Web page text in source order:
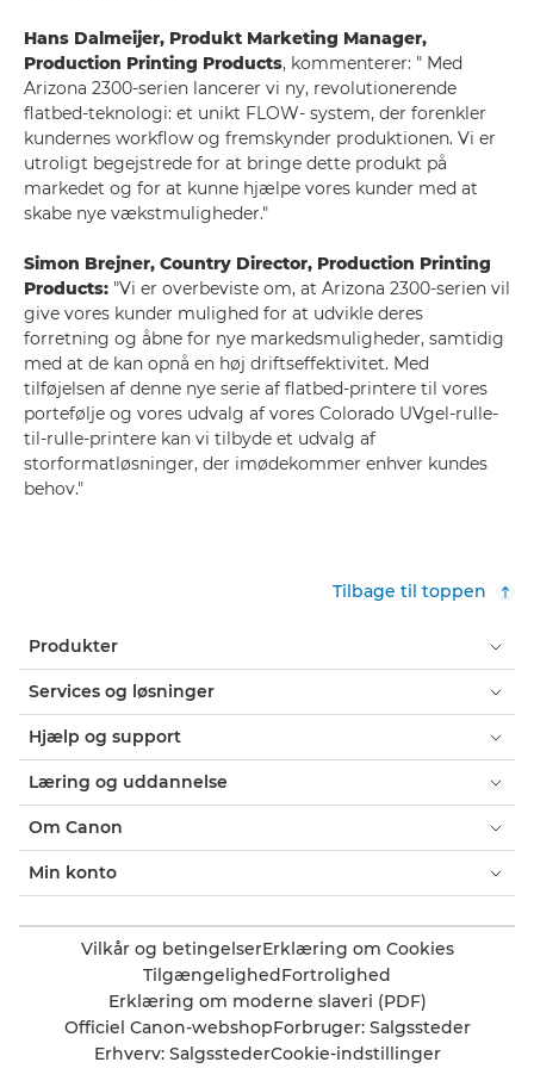
Hans Dalmeijer, Produkt Marketing Manager,
Production Printing Products, kommenterer: " Med
Arizona 2300-serien lancerer vi ny, revolutionerende
flatbed-teknologi: et unikt FLOW- system, der forenkler
kundernes workflow og fremskynder produktionen. Vi er
utroligt begejstrede for at bringe dette produkt på
markedet og for at kunne hjælpe vores kunder med at
skabe nye vækstmuligheder."
Simon Brejner, Country Director, Production Printing
Products: "Vi er overbeviste om, at Arizona 2300-serien vil
give vores kunder mulighed for at udvikle deres
forretning og åbne for nye markedsmuligheder, samtidig
med at de kan opnå en høj driftseffektivitet. Med
tilføjelsen af denne nye serie af flatbed-printere til vores
portefølje og vores udvalg af vores Colorado UVgel-rulle-
til-rulle-printere kan vi tilbyde et udvalg af
storformatløsninger, der imødekommer enhver kundes
behov."
Tilbage til toppen
Produkter
Services og løsninger
Hjælp og support
Læring og uddannelse
Om Canon
Min konto
Vilkår og betingelserErklæring om Cookies
TilgængelighedFortrolighed
Erklæring om moderne slaveri (PDF)
Officiel Canon-webshopForbruger: Salgssteder
Erhverv: SalgsstederCookie-indstillinger